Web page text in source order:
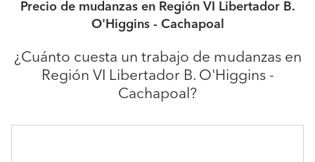
Precio de mudanzas en Región VI Libertador B.
O'Higgins - Cachapoal
¿Cuánto cuesta un trabajo de mudanzas en
Región VI Libertador B. O'Higgins -
Cachapoal?